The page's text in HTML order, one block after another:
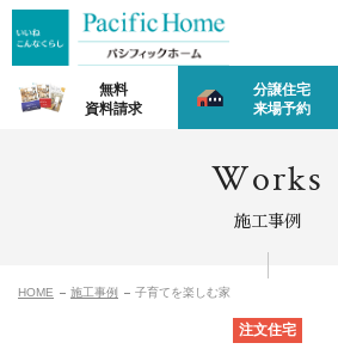
無料
資料請求
分譲住宅
来場予約
Works
施工事例
HOME 施工事例 子育てを楽しむ家
注文住宅